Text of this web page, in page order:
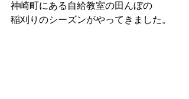
神崎町にある自給教室の田んぼの
稲刈りのシーズンがやってきました。